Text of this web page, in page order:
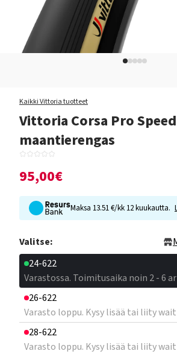
Kaikki Vittoria tuotteet
Vittoria Corsa Pro Speed
maantierengas
95,00€
Maksa 13.51 €/kk 12 kuukautta.
Valitse:
24-622
Varastossa. Toimitusaika noin 2 - 6
26-622
Varasto loppu. Kysy lisää tai liity
28-622
Varasto loppu. Kysy lisää tai liity